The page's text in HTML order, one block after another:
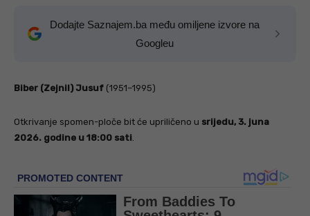
Dodajte Saznajem.ba među omiljene izvore na
Googleu
Biber (Zejnil) Jusuf (1951–1995)
Otkrivanje spomen-ploče bit će upriličeno u srijedu, 3. juna
2026. godine u 18:00 sati.